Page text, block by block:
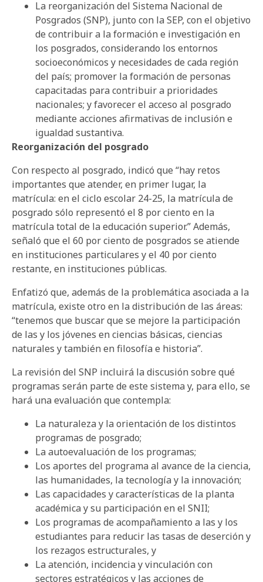
La reorganización del Sistema Nacional de
Posgrados (SNP), junto con la SEP, con el objetivo
de contribuir a la formación e investigación en
los posgrados, considerando los entornos
socioeconómicos y necesidades de cada región
del país; promover la formación de personas
capacitadas para contribuir a prioridades
nacionales; y favorecer el acceso al posgrado
mediante acciones afirmativas de inclusión e
igualdad sustantiva.
Reorganización del posgrado
Con respecto al posgrado, indicó que “hay retos
importantes que atender, en primer lugar, la
matrícula: en el ciclo escolar 24-25, la matrícula de
posgrado sólo representó el 8 por ciento en la
matrícula total de la educación superior.” Además,
señaló que el 60 por ciento de posgrados se atiende
en instituciones particulares y el 40 por ciento
restante, en instituciones públicas.
Enfatizó que, además de la problemática asociada a la
matrícula, existe otro en la distribución de las áreas:
“tenemos que buscar que se mejore la participación
de las y los jóvenes en ciencias básicas, ciencias
naturales y también en filosofía e historia”.
La revisión del SNP incluirá la discusión sobre qué
programas serán parte de este sistema y, para ello, se
hará una evaluación que contempla:
La naturaleza y la orientación de los distintos
programas de posgrado;
La autoevaluación de los programas;
Los aportes del programa al avance de la ciencia,
las humanidades, la tecnología y la innovación;
Las capacidades y características de la planta
académica y su participación en el SNII;
Los programas de acompañamiento a las y los
estudiantes para reducir las tasas de deserción y
los rezagos estructurales, y
La atención, incidencia y vinculación con
sectores estratégicos y las acciones de